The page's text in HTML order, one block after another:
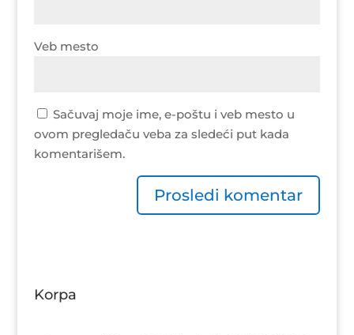
Veb mesto
Sačuvaj moje ime, e-poštu i veb mesto u
ovom pregledaču veba za sledeći put kada
komentarišem.
Korpa